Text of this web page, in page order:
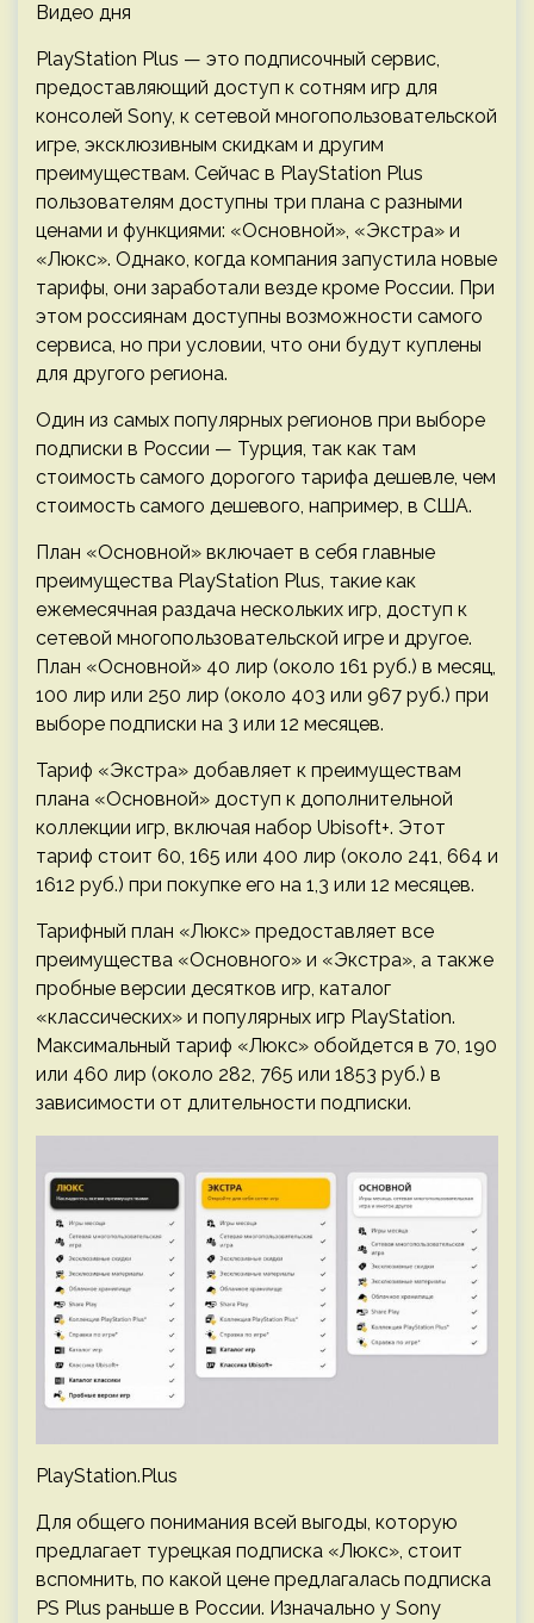
Видео дня
PlayStation Plus — это подписочный сервис,
предоставляющий доступ к сотням игр для
консолей Sony, к сетевой многопользовательской
игре, эксклюзивным скидкам и другим
преимуществам. Сейчас в PlayStation Plus
пользователям доступны три плана с разными
ценами и функциями: «Основной», «Экстра» и
«Люкс». Однако, когда компания запустила новые
тарифы, они заработали везде кроме России. При
этом россиянам доступны возможности самого
сервиса, но при условии, что они будут куплены
для другого региона.
Один из самых популярных регионов при выборе
подписки в России — Турция, так как там
стоимость самого дорогого тарифа дешевле, чем
стоимость самого дешевого, например, в США.
План «Основной» включает в себя главные
преимущества PlayStation Plus, такие как
ежемесячная раздача нескольких игр, доступ к
сетевой многопользовательской игре и другое.
План «Основной» 40 лир (около 161 руб.) в месяц,
100 лир или 250 лир (около 403 или 967 руб.) при
выборе подписки на 3 или 12 месяцев.
Тариф «Экстра» добавляет к преимуществам
плана «Основной» доступ к дополнительной
коллекции игр, включая набор Ubisoft+. Этот
тариф стоит 60, 165 или 400 лир (около 241, 664 и
1612 руб.) при покупке его на 1,3 или 12 месяцев.
Тарифный план «Люкс» предоставляет все
преимущества «Основного» и «Экстра», а также
пробные версии десятков игр, каталог
«классических» и популярных игр PlayStation.
Максимальный тариф «Люкс» обойдется в 70, 190
или 460 лир (около 282, 765 или 1853 руб.) в
зависимости от длительности подписки.
PlayStation.Plus
Для общего понимания всей выгоды, которую
предлагает турецкая подписка «Люкс», стоит
вспомнить, по какой цене предлагалась подписка
PS Plus раньше в России. Изначально у Sony